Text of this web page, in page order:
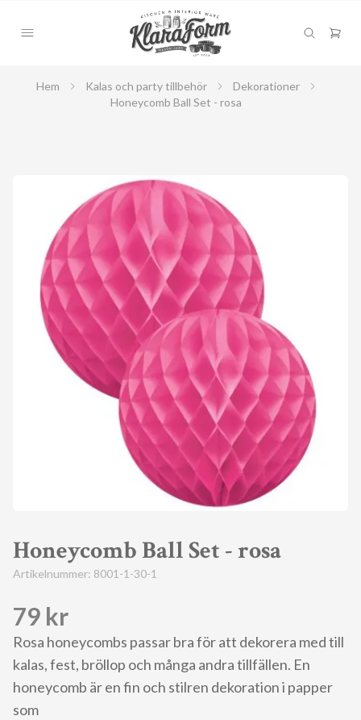
Hem Kalas och party tillbehör
Dekorationer
Honeycomb Ball Set - rosa
Honeycomb Ball Set - rosa
Artikelnummer: 8001-1-30-1
79 kr
Rosa honeycombs passar bra för att dekorera med till
kalas, fest, bröllop och många andra tillfällen. En
honeycomb är en fin och stilren dekoration i papper
som